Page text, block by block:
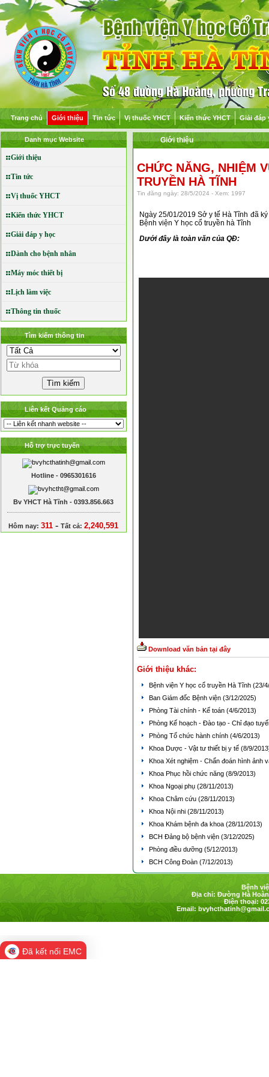
Trang chủ Giới thiệu Tin tức Vị thuốc YHCT Kiến thức YHCT Giải đáp
Danh mục Website
Giới thiệu
Tin tức
Vị thuốc YHCT
Kiến thức YHCT
Giải đáp y học
Dành cho bệnh nhân
Máy móc thiết bị
Lịch làm việc
Thông tin thuốc
Tìm kiếm thông tin
Liên kết Quảng cáo
Hỗ trợ trực tuyến
Hotline - 0965301616
Bv YHCT Hà Tĩnh - 0393.856.663
Hôm nay: 311 - Tất cả: 2,240,591
Giới thiệu
CHỨC NĂNG, NHIỆM
TRUYỀN HÀ TĨNH
Tin đăng ngày: 28/5/2024 - Xem: 1997
Ngày 25/01/2019 Sở y tế Hà Tĩnh đã
Bệnh viện Y học cổ truyền hà Tĩnh
Dưới đây là toàn văn của QĐ:
Download văn bản tại đây
Giới thiệu khác:
Bệnh viện Y học cổ truyền Hà Tĩnh (23/
Ban Giám đốc Bệnh viện (3/12/2025)
Phòng Tài chính - Kế toán (4/6/2013)
Phòng Kế hoạch - Đào tạo - Chỉ đạo
Phòng Tổ chức hành chính (4/6/2013)
Khoa Dược - Vật tư thiết bị y tế (8/9/
Khoa Xét nghiệm - Chẩn đoán hình ảnh
Khoa Phục hồi chức năng (8/9/2013)
Khoa Ngoại phụ (28/11/2013)
Khoa Châm cứu (28/11/2013)
Khoa Nội nhi (28/11/2013)
Khoa Khám bệnh đa khoa (28/11/2013)
BCH Đảng bộ bệnh viện (3/12/2025)
Phòng điều dưỡng (5/12/2013)
BCH Công Đoàn (7/12/2013)
Bệnh
Địa chỉ: Đường Hà
Điện thoại:
Email:
Đã kết nối EMC